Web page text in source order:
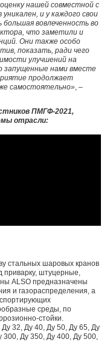
нашей совместной с
и у каждого свои
вовлеченность во
что заметили и
Они также особо
показать, ради чего
улучшений на
запущенные нами вместе
продолжает
самостоятельно», –
ПМГФ-2021,
отрасли:
стальных шаровых кранов
приварку, штуцерные,
ALSO предназначены
и газораспределения, а
среды, по
стойки.
32, Ду 40, Ду 50, Ду 65, Ду
300, Ду 350, Ду 400, Ду 500,